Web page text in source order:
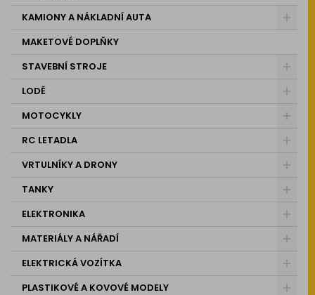
KAMIONY A NÁKLADNÍ AUTA
MAKETOVÉ DOPLŇKY
STAVEBNÍ STROJE
LODĚ
MOTOCYKLY
RC LETADLA
VRTULNÍKY A DRONY
TANKY
ELEKTRONIKA
MATERIÁLY A NÁŘADÍ
ELEKTRICKÁ VOZÍTKA
PLASTIKOVÉ A KOVOVÉ MODELY